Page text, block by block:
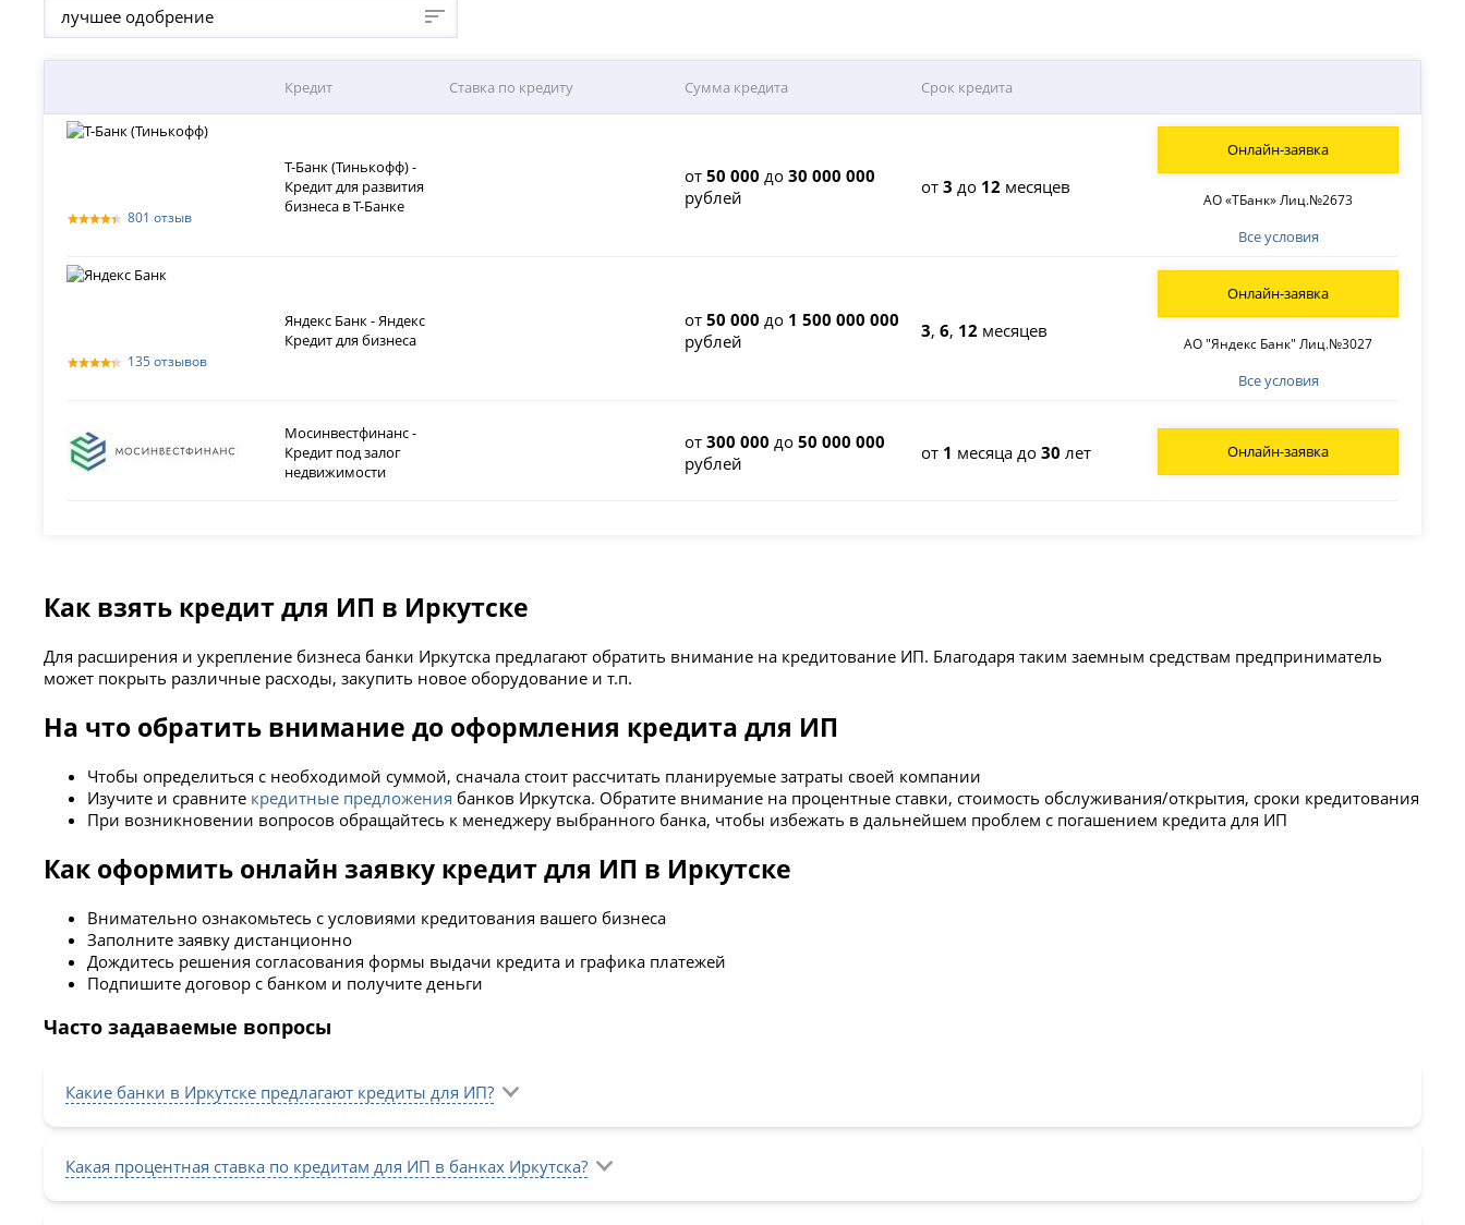
лучшее одобрение
Кредит Ставка по кредиту Сумма кредита Срок кредита
801 отзыв
Т-Банк (Тинькофф) -
Кредит для развития
бизнеса в Т-Банке
от50 000 до30 000 000
рублей
от3 до 12 месяцев
Все условия
АО «ТБанк» Лиц.№2673
Онлайн-заявка
135 отзывов
Яндекс Банк - Яндекс
Кредит для бизнеса
от50 000 до 1 500 000 000
рублей
3,6, 12 месяцев
Все условия
АО "Яндекс Банк" Лиц.№3027
Онлайн-заявка
Мосинвестфинанс -
Кредит под залог
недвижимости
от300 000 до50 000 000
рублей
от 1 месяца до30 лет Онлайн-заявка
Как взять кредит для ИП в Иркутске
Для расширения и укрепление бизнеса банки Иркутска предлагают обратить внимание на кредитование ИП. Благодаря таким заемным средствам предприниматель
может покрыть различные расходы, закупить новое оборудование и т.п.
На что обратить внимание до оформления кредита для ИП
Чтобы определиться с необходимой суммой, сначала стоит рассчитать планируемые затраты­ своей компании
Изучите и сравните кредитные предложения банков Иркутска. Обратите внимание на процентные ставки, стоимость обслуживания/открытия, сроки кредитования
При возникновении вопросов обращайтесь к менеджеру выбранного банка, чтобы избежать в дальнейшем проблем с погашением кредита для ИП
Как оформить онлайн заявку кредит для ИП в Иркутске
Внимательно ознакомьтесь с условиями кредитования вашего бизнеса
Заполните заявку дистанционно
Дождитесь решения согласования формы выдачи кредита и графика платежей
Подпишите договор с банком и получите деньги
Часто задаваемые вопросы
Какие банки в Иркутске предлагают кредиты для ИП?
Какая процентная ставка по кредитам для ИП в банках Иркутска?